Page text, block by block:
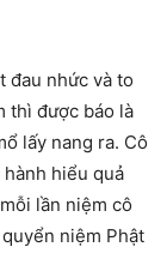
đau nhức và to
thì được báo là
lấy nang ra. Cô
hiểu quả
lần niệm cô
niệm Phật